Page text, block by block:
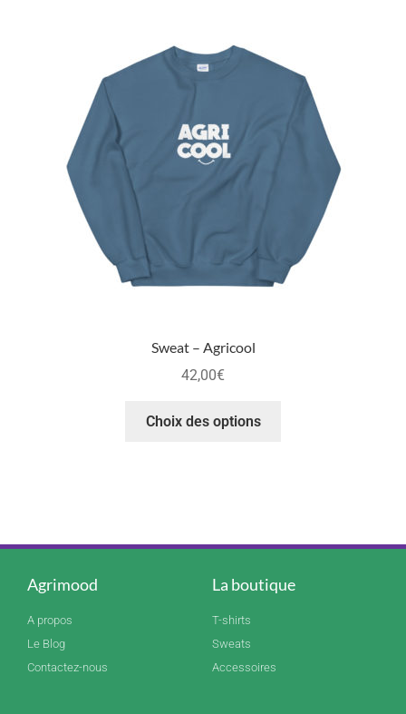
Sweat – Agricool
42,00€
Choix des options
Agrimood
A propos
Le Blog
Contactez-nous
La boutique
T-shirts
Sweats
Accessoires